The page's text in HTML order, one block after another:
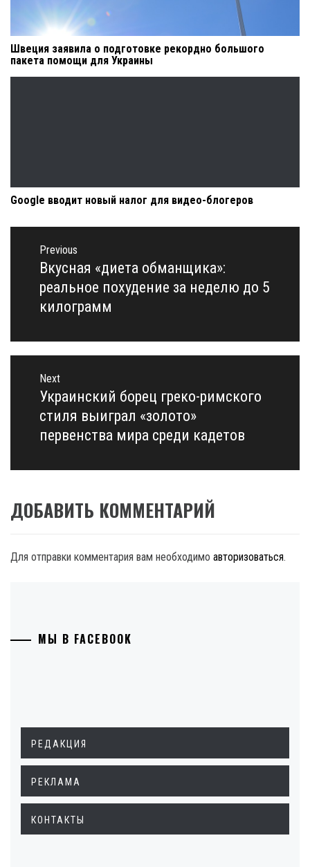
Швеция заявила о подготовке рекордно большого
пакета помощи для Украины
Google вводит новый налог для видео-блогеров
Навигация
записям
Previous
Previous
post:
Вкусная «диета обманщика»:
реальное похудение за неделю до 5
килограмм
Next
Next
post:
Украинский борец греко-римского
стиля выиграл «золото»
первенства мира среди кадетов
ДОБАВИТЬ КОММЕНТАРИЙ
Для отправки комментария вам необходимо авторизоваться.
МЫ В FACEBOOK
РЕДАКЦИЯ
РЕКЛАМА
КОНТАКТЫ